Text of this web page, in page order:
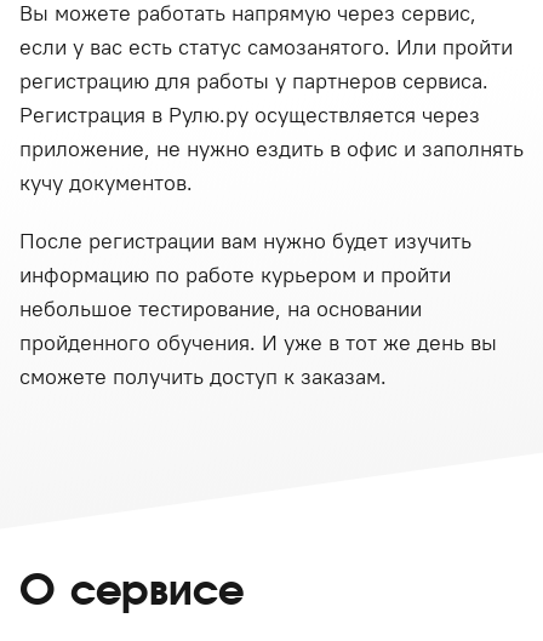
Вы можете работать напрямую через сервис,
если у вас есть статус самозанятого. Или пройти
регистрацию для работы у партнеров сервиса.
Регистрация в Рулю.ру осуществляется через
приложение, не нужно ездить в офис и заполнять
кучу документов.
После регистрации вам нужно будет изучить
информацию по работе курьером и пройти
небольшое тестирование, на основании
пройденного обучения. И уже в тот же день вы
сможете получить доступ к заказам.
О сервисе